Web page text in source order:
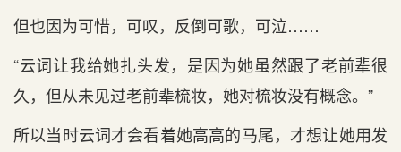
但也因为可惜，可叹，反倒可歌，可泣……
“云词让我给她扎头发，是因为她虽然跟了老前辈很
久，但从未见过老前辈梳妆，她对梳妆没有概念。”
所以当时云词才会看着她高高的马尾，才想让她用发